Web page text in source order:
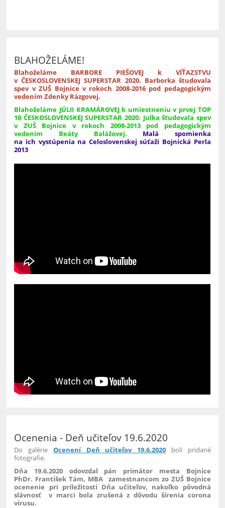
BLAHOŽELÁME!
Blahoželáme BARBORE PIEŠOVEJ k VÍŤAZSTVU
v ČESKOSLOVENSKEJ SUPERSTAR 2020. Barborka študovala
spev v ZUŠ Bojnice v rokoch 2008-2016 pod pedagogickým
vedením Zdenky Rázgovej.
Blahoželáme JÚLII KRAMÁROVEJ k umiestneniu v prvej TOP
10 ČESKOSLOVENSKEJ SUPERSTAR 2020. Julka študovala spev
v ZUŠ Bojnice v rokoch 2008-2013 pod pedagogickým
vedením Beáty Balážovej. Malá spomienka
na ich vystúpenia na Celoslovenskej súťaži Bojnická Perla
2013
Ocenenia - Deň učiteľov 19.6.2020
Do galérie Ocenení Deň učiteľov 19.6.2020 boli pridané
fotografie.
Dňa 19.6.2020 odovzdal pán primátor mesta Bojnice
PhDr. František Tám, MBA zamestnancom zo ZUŠ Bojnice
ocenenie pri príležitosti Dňa učiteľov, nakoľko pôvodná
slávnosť v marci bola zrušená z dôvodu šírenia corona
vírusu.